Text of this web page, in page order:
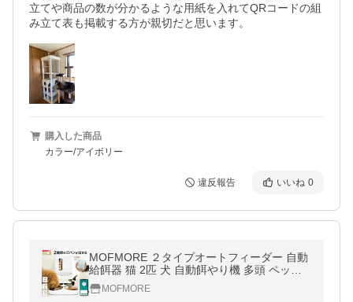
立てや商品の数が分かるような用紙を入れてQRコードの組
み立て表も掲載する方が親切だと思います。
購入した商品
カラー/アイボリー
違反報告 いいね 0
MOFMORE ２タイプオートフィーダー 自動
給餌器 猫 2匹 犬 自動餌やり機 多頭 ペット
餌 自動 5L 大容量 音声録音 2WAY給電 【２
種類のゴハンが出せる】
MOFMORE